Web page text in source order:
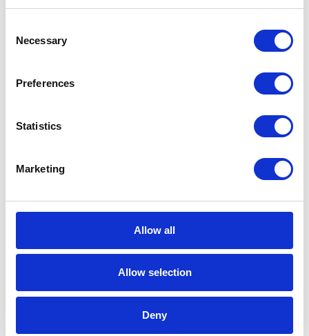
Selection
Necessary
Preferences
Statistics
Marketing
Allow all
Allow selection
Deny
E-booki
Historie sukcesu front page
Rozwiązania Microsoft
Technologie jutra